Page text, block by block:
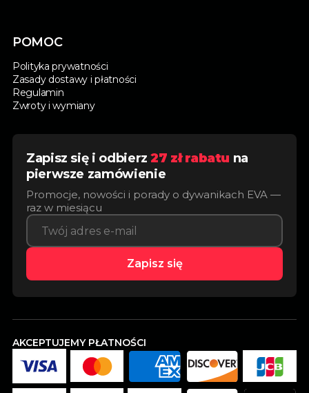
POMOC
Polityka prywatności
Zasady dostawy i płatności
Regulamin
Zwroty i wymiany
Zapisz się i odbierz27 zł rabatu na
pierwsze zamówienie
Promocje, nowości i porady o dywanikach EVA —
raz w miesiącu
Zapisz się
AKCEPTUJEMY PŁATNOŚCI